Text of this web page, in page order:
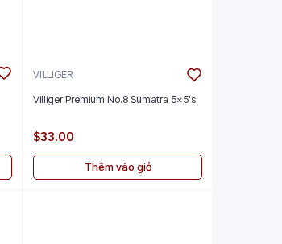
VILLIGER
Villiger Premium No.8 Sumatra 5x5's
$33.00
Thêm vào giỏ